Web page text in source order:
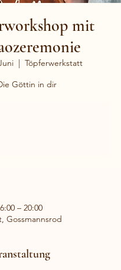
mit
  |
Töpferwerkstatt
Göttin in dir
– 20:00
Gossmannsrod